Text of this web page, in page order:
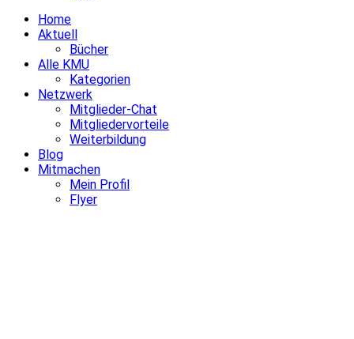
Home
Aktuell
Bücher
Alle KMU
Kategorien
Netzwerk
Mitglieder-Chat
Mitgliedervorteile
Weiterbildung
Blog
Mitmachen
Mein Profil
Flyer